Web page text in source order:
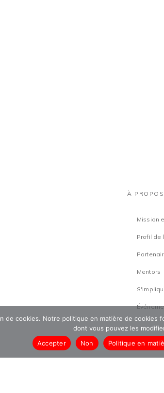
À
Mission
Profil de
Mentors
cookies. Notre politique en matière de
dont vous pouvez les
Accepter
Non Politique en